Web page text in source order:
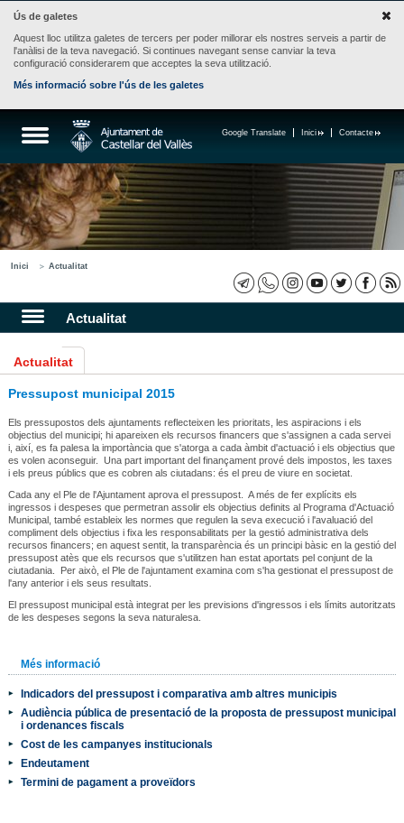
Ús de galetes
Aquest lloc utilitza galetes de tercers per poder millorar els nostres serveis a partir de
l'anàlisi de la teva navegació. Si continues navegant sense canviar la teva
configuració considerarem que acceptes la seva utilització.
Més informació sobre l'ús de les galetes
Contacte
Inici
Google Translate
Inici Actualitat
Actualitat
Actualitat
Pressupost municipal 2015
Els pressupostos dels ajuntaments reflecteixen les prioritats, les aspiracions i els
objectius del municipi; hi apareixen els recursos financers que s'assignen a cada servei
i, així, es fa palesa la importància que s'atorga a cada àmbit d'actuació i els objectius que
es volen aconseguir. Una part important del finançament prové dels impostos, les taxes
i els preus públics que es cobren als ciutadans: és el preu de viure en societat.
Cada any el Ple de l'Ajuntament aprova el pressupost. A més de fer explícits els
ingressos i despeses que permetran assolir els objectius definits al Programa d'Actuació
Municipal, també estableix les normes que regulen la seva execució i l'avaluació del
compliment dels objectius i fixa les responsabilitats per la gestió administrativa dels
recursos financers; en aquest sentit, la transparència és un principi bàsic en la gestió del
pressupost atès que els recursos que s'utilitzen han estat aportats pel conjunt de la
ciutadania. Per això, el Ple de l'ajuntament examina com s'ha gestionat el pressupost de
l'any anterior i els seus resultats.
El pressupost municipal està integrat per les previsions d'ingressos i els límits autoritzats
de les despeses segons la seva naturalesa.
Més informació
Indicadors del pressupost i comparativa amb altres municipis
Audiència pública de presentació de la proposta de pressupost municipal
i ordenances fiscals
Cost de les campanyes institucionals
Endeutament
Termini de pagament a proveïdors